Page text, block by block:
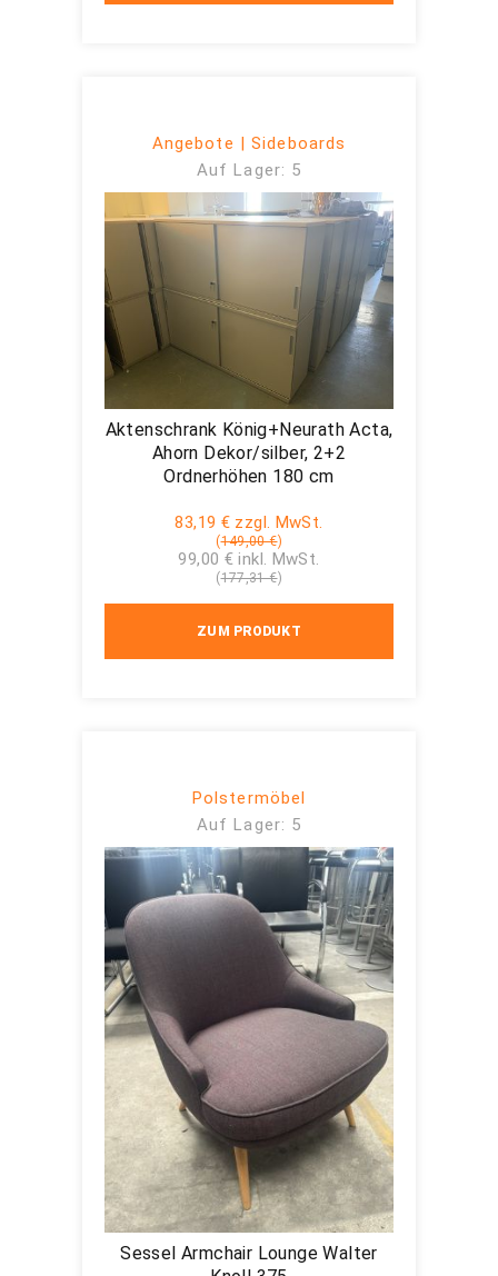
Angebote | Sideboards
Auf Lager: 5
Aktenschrank König+Neurath Acta,
Ahorn Dekor/silber, 2+2
Ordnerhöhen 180 cm
83,19 € zzgl. MwSt.
(149,00 €)
99,00 € inkl. MwSt.
(177,31 €)
ZUM PRODUKT
Polstermöbel
Auf Lager: 5
Sessel Armchair Lounge Walter